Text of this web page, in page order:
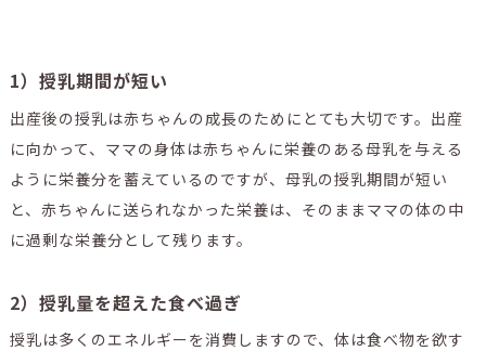
1）授乳期間が短い
出産後の授乳は赤ちゃんの成長のためにとても大切です。出産
に向かって、ママの身体は赤ちゃんに栄養のある母乳を与える
ように栄養分を蓄えているのですが、母乳の授乳期間が短い
と、赤ちゃんに送られなかった栄養は、そのままママの体の中
に過剰な栄養分として残ります。
2）授乳量を超えた食べ過ぎ
授乳は多くのエネルギーを消費しますので、体は食べ物を欲す